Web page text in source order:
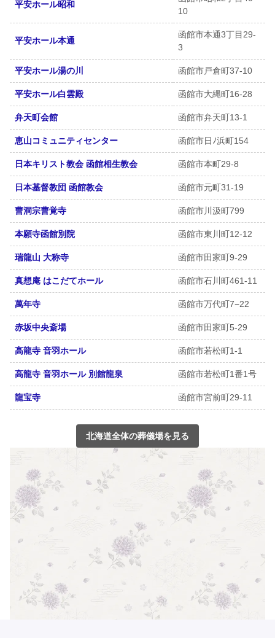
平安ホール昭和
10
平安ホール本通
函館市本通3丁目29-
3
平安ホール湯の川 函館市戸倉町37-10
平安ホール白雲殿 函館市大縄町16-28
弁天町会館 函館市弁天町13-1
恵山コミュニティセンター 函館市日ﾉ浜町154
日本キリスト教会 函館相生教会 函館市本町29-8
日本基督教団 函館教会 函館市元町31-19
曹洞宗曹覚寺 函館市川汲町799
本願寺函館別院 函館市東川町12-12
瑞龍山 大称寺 函館市田家町9-29
真想庵 はこだてホール 函館市石川町461-11
萬年寺 函館市万代町7−22
赤坂中央斎場 函館市田家町5-29
高龍寺 音羽ホール 函館市若松町1-1
高龍寺 音羽ホール 別館龍泉 函館市若松町1番1号
龍宝寺 函館市宮前町29-11
北海道全体の葬儀場を見る